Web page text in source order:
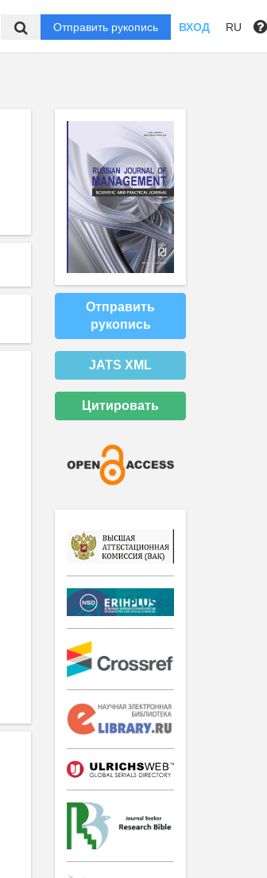
Отправить рукопись ВХОД RU
Отправить
рукопись
JATS XML
Цитировать